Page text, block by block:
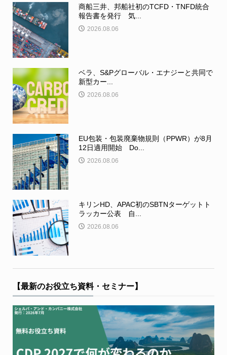
商船三井、邦船社初のTCFD・TNFD統合
報告書を発行 気...
2026.08.06
ベラ、S&Pグローバル・エナジーと共同で
新型カー...
2026.08.06
EU包装・包装廃棄物規則（PPWR）が8月
12日適用開始 Do...
2026.08.06
キリンHD、APAC初のSBTNターゲットト
ラッカー公表 自...
2026.08.06
【最新のお役立ち資料・セミナー】